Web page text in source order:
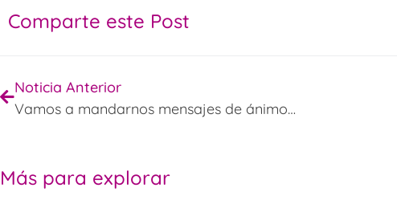
Comparte este Post
Noticia Anterior
Vamos a mandarnos mensajes de ánimos…
Más para explorar